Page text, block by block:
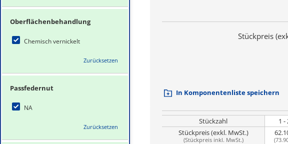
Oberflächenbehandlung
Chemisch vernickelt
Zurücksetzen
Passfedernut
NA
Zurücksetzen
Stückpreis
In Komponentenliste speichern
Stückzahl 1 -
Stückpreis (exkl. MwSt.)
(Stückpreis inkl. MwSt.) (